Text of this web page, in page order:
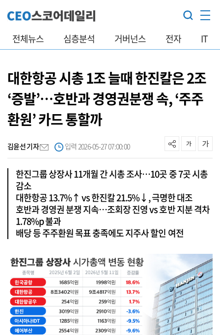
전체뉴스 심층분석 거버넌스 전자 IT
대한항공 시총 1조 늘때 한진칼은 2조
‘증발’…호반과 경영권분쟁 속, ‘주주
환원’ 카드 통할까
김윤선 기자 입력 2026-05-27 07:00:00
한진그룹 상장사 11개월 간 시총 조사…10곳 중 7곳 시총
감소
대한항공 13.7%↑ vs 한진칼 21.5%↓, 극명한 대조
호반과 경영권 분쟁 지속…조회장 진영 vs 호반 지분 격차
1.78%p 불과
배당 등 주주환원 목표 충족에도 지주사 할인 여전